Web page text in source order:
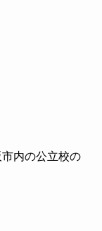
内の公立校の